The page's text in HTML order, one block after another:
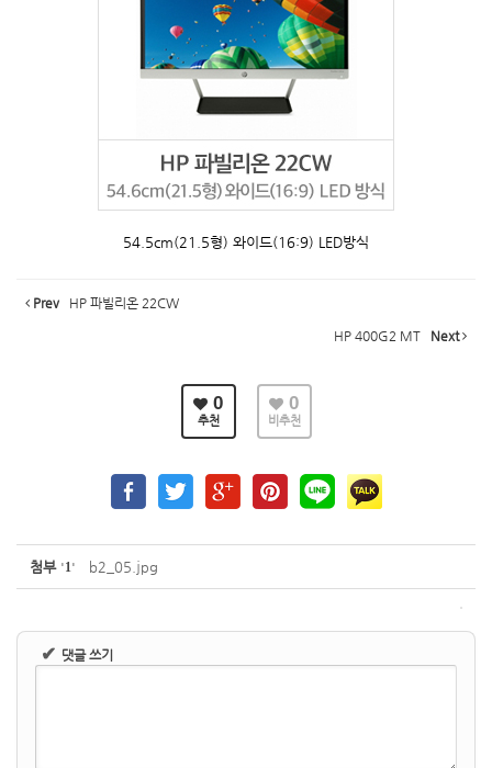
54.5cm(21.5형) 와이드(16:9) LED방식
Prev HP 파빌리온 22CW
HP 400G2 MT Next
0
추천
0
비추천
첨부 '1' b2_05.jpg
✔ 댓글 쓰기